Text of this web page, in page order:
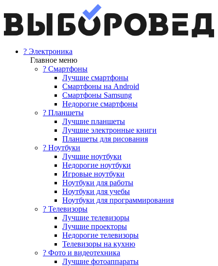
? Электроника
Главное меню
? Смартфоны
Лучшие смартфоны
Смартфоны на Android
Смартфоны Samsung
Недорогие смартфоны
? Планшеты
Лучшие планшеты
Лучшие электронные книги
Планшеты для рисования
? Ноутбуки
Лучшие ноутбуки
Недорогие ноутбуки
Игровые ноутбуки
Ноутбуки для работы
Ноутбуки для учебы
Ноутбуки для программирования
? Телевизоры
Лучшие телевизоры
Лучшие проекторы
Недорогие телевизоры
Телевизоры на кухню
? Фото и видеотехника
Лучшие фотоаппараты